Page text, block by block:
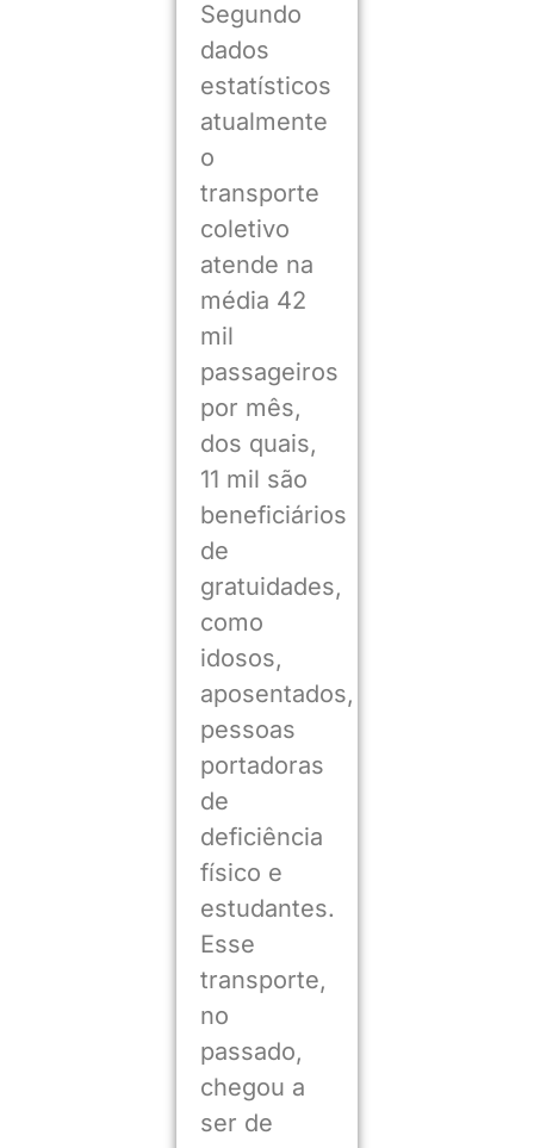
Segundo
dados
estatísticos
atualmente
o
transporte
coletivo
atende na
média 42
mil
passageiros
por mês,
dos quais,
11 mil são
beneficiários
de
gratuidades,
como
idosos,
aposentados,
pessoas
portadoras
de
deficiência
físico e
estudantes.
Esse
transporte,
no
passado,
chegou a
ser de